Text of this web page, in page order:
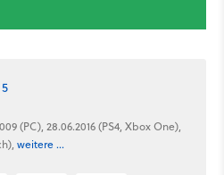
(PC), 28.06.2016 (PS4, Xbox One),
weitere ...